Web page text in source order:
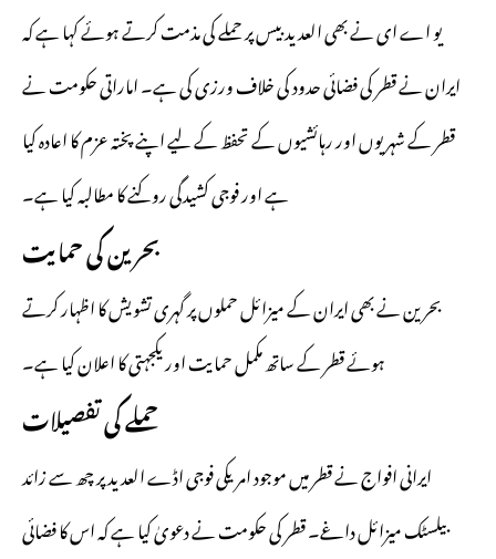
یو اے ای نے بھی العدید بیس پر حملے کی مذمت کرتے ہوئے کہا ہے کہ
ایران نے قطر کی فضائی حدود کی خلاف ورزی کی ہے۔ اماراتی حکومت نے
قطر کے شہریوں اور رہائشیوں کے تحفظ کے لیے اپنے پختہ عزم کا اعادہ کیا
ہے اور فوجی کشیدگی روکنے کا مطالبہ کیا ہے۔
بحرین کی حمایت
بحرین نے بھی ایران کے میزائل حملوں پر گہری تشویش کا اظہار کرتے
ہوئے قطر کے ساتھ مکمل حمایت اور یکجہتی کا اعلان کیا ہے۔
حملے کی تفصیلات
ایرانی افواج نے قطر میں موجود امریکی فوجی اڈے العدید پر چھ سے زائد
بیلسٹک میزائل داغے۔ قطر کی حکومت نے دعویٰ کیا ہے کہ اس کا فضائی